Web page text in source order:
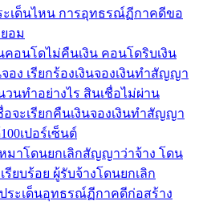
เด็นไหน การอุทธรณ์ฏีกาคดีขอ
อม
อนโดไม่คืนเงิน คอนโดริบเงิน
อง เรียกร้องเงินจองเงินทำสัญญา
วนทำอย่างไร สินเชื่อไม่ผ่าน
จะเรียกคืนเงินจองเงินทำสัญญา
เปอร์เซ็นต์
มาโดนยกเลิกสัญญาว่าจ้าง โดน
ยบร้อย ผู้รับจ้างโดนยกเลิก
ระเด็นอุทธรณ์ฏีกาคดีก่อสร้าง